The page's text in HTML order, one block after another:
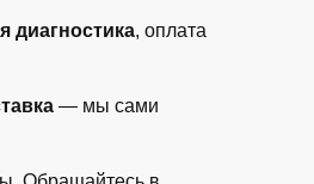
диагностика, оплата
— мы сами